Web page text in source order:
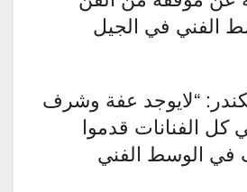
الفني في الجيل
“لايوجد عفة وشرف
الفنانات قدموا
في الوسط الفني